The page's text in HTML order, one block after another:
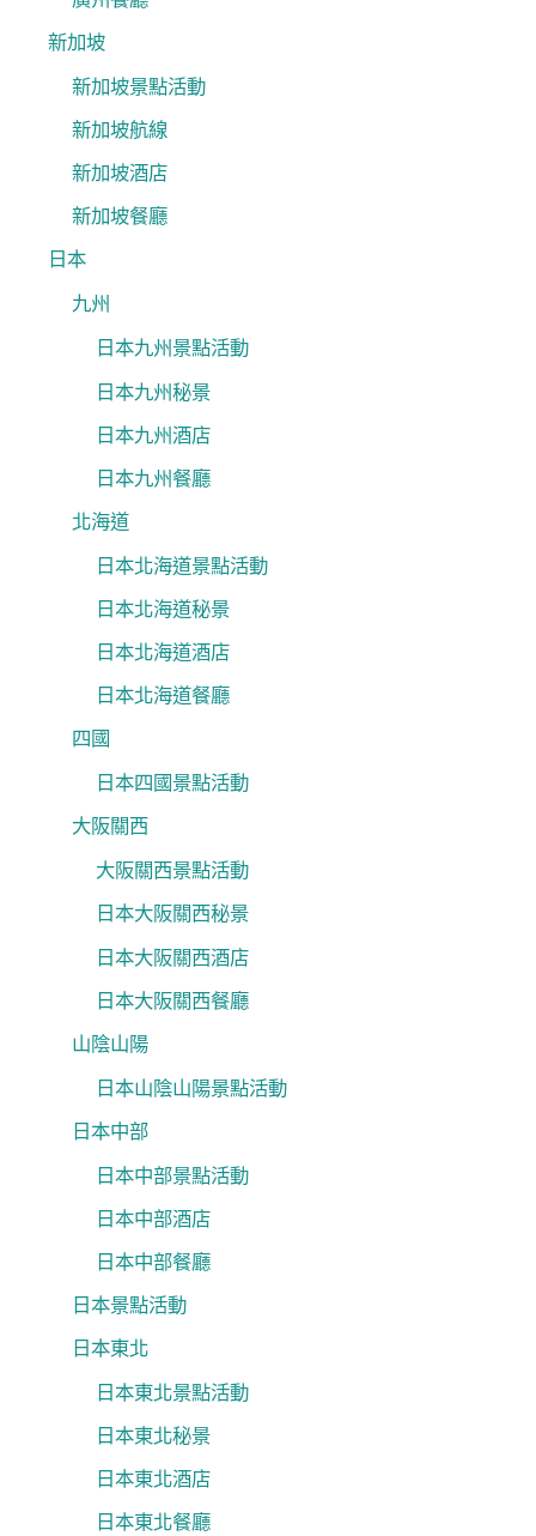
新加坡
新加坡景點活動
新加坡航線
新加坡酒店
新加坡餐廳
日本
九州
日本九州景點活動
日本九州秘景
日本九州酒店
日本九州餐廳
北海道
日本北海道景點活動
日本北海道秘景
日本北海道酒店
日本北海道餐廳
四國
日本四國景點活動
大阪關西
大阪關西景點活動
日本大阪關西秘景
日本大阪關西酒店
日本大阪關西餐廳
山陰山陽
日本山陰山陽景點活動
日本中部
日本中部景點活動
日本中部酒店
日本中部餐廳
日本景點活動
日本東北
日本東北景點活動
日本東北秘景
日本東北酒店
日本東北餐廳